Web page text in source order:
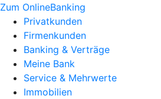
Zum OnlineBanking
Privatkunden
Firmenkunden
Banking & Verträge
Meine Bank
Service & Mehrwerte
Immobilien